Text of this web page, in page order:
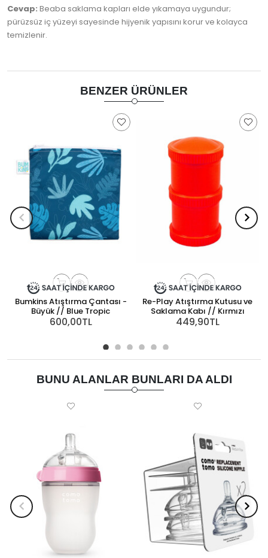
Cevap: Beaba saklama kapları elde yıkamaya uygundur;
pürüzsüz iç yüzeyi sayesinde hijyenik yapısını korur ve kolayca
temizlenir.
BENZER ÜRÜNLER
Bumkins Atıştırma Çantası -
Büyük // Blue Tropic
600,00TL
Re-Play Atıştırma Kutusu ve
Saklama Kabı // Kırmızı
449,90TL
BUNU ALANLAR BUNLARI DA ALDI